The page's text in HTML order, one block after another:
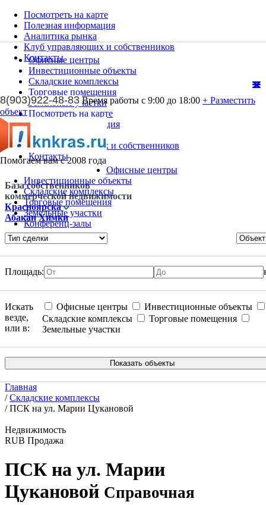
Посмотреть на карте
Полезная информация
Аналитика рынка
Клуб управляющих и собственников
Контакты
8(903)922-48-83 Время работы с 9:00 до 18:00 + Разместить
объект
Помогаем вам с 2008 года
Офисные центры
Инвестиционные объекты
Складские комплексы
Торговые помещения
Земельные участки
Конференц-залы
Офисные центры
Инвестиционные объекты
Складские комплексы
Торговые помещения
Земельные участки
Посмотреть на карте
Полезная информация
Аналитика рынка
Клуб управляющих и собственников
Контакты
База собственников
коммерческой недвижимости
Красноярска
Абакан Химки
Площадь:
Искать
везде,
или в:
Офисные центры
Инвестиционные объекты
Складские комплексы
Торговые помещения
Земельные участки
Главная
/ Складские комплексы
/ ПСК на ул. Марии Цукановой
Недвижимость
RUB Продажа
ПСК на ул. Марии
Цукановой Справочная